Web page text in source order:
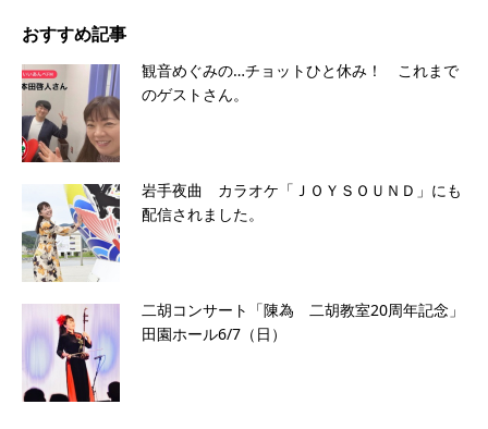
おすすめ記事
観音めぐみの…チョットひと休み！ これまで
のゲストさん。
岩手夜曲 カラオケ「ＪＯＹＳＯＵＮＤ」にも
配信されました。
二胡コンサート「陳為 二胡教室20周年記念」
田園ホール6/7（日）